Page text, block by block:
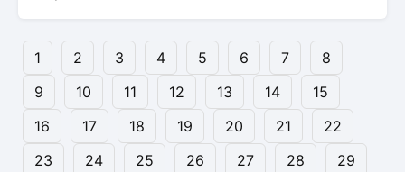
1 2 3 4 5 6 7
8
9
10 11 12 13 14
15
16
17 18 19 20 21
22
23
24 25 26 27 28
29